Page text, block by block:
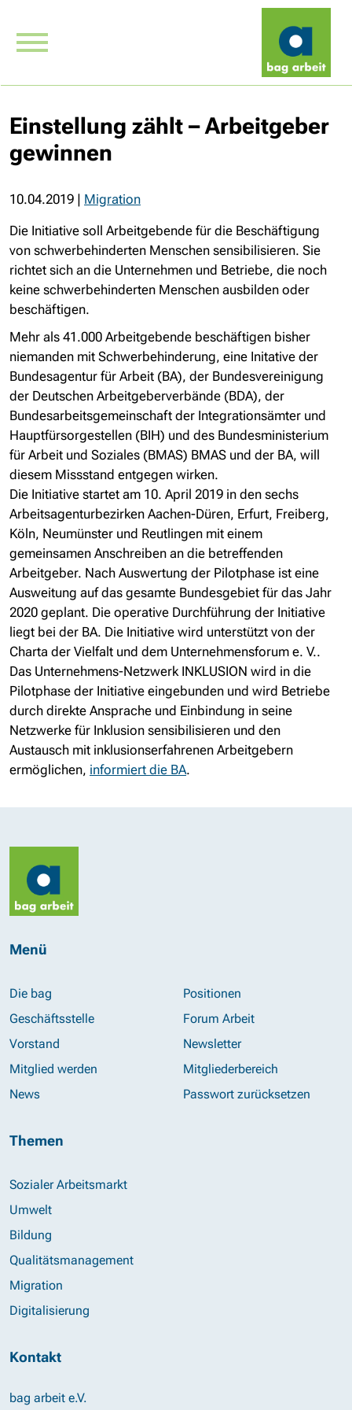
Einstellung zählt – Arbeitgeber
gewinnen
10.04.2019 | Migration
Die Initiative soll Arbeitgebende für die Beschäftigung
von schwerbehinderten Menschen sensibilisieren. Sie
richtet sich an die Unternehmen und Betriebe, die noch
keine schwerbehinderten Menschen ausbilden oder
beschäftigen.
Mehr als 41.000 Arbeitgebende beschäftigen bisher
niemanden mit Schwerbehinderung, eine Initative der
Bundesagentur für Arbeit (BA), der Bundesvereinigung
der Deutschen Arbeitgeberverbände (BDA), der
Bundesarbeitsgemeinschaft der Integrationsämter und
Hauptfürsorgestellen (BIH) und des Bundesministerium
für Arbeit und Soziales (BMAS) BMAS und der BA, will
diesem Missstand entgegen wirken.
Die Initiative startet am 10. April 2019 in den sechs
Arbeitsagenturbezirken Aachen-Düren, Erfurt, Freiberg,
Köln, Neumünster und Reutlingen mit einem
gemeinsamen Anschreiben an die betreffenden
Arbeitgeber. Nach Auswertung der Pilotphase ist eine
Ausweitung auf das gesamte Bundesgebiet für das Jahr
2020 geplant. Die operative Durchführung der Initiative
liegt bei der BA. Die Initiative wird unterstützt von der
Charta der Vielfalt und dem Unternehmensforum e. V..
Das Unternehmens-Netzwerk INKLUSION wird in die
Pilotphase der Initiative eingebunden und wird Betriebe
durch direkte Ansprache und Einbindung in seine
Netzwerke für Inklusion sensibilisieren und den
Austausch mit inklusionserfahrenen Arbeitgebern
ermöglichen, informiert die BA.
Menü
Die bag
Geschäftsstelle
Vorstand
Mitglied werden
News
Positionen
Forum Arbeit
Newsletter
Mitgliederbereich
Passwort zurücksetzen
Themen
Sozialer Arbeitsmarkt
Umwelt
Bildung
Qualitätsmanagement
Migration
Digitalisierung
Kontakt
bag arbeit e.V.